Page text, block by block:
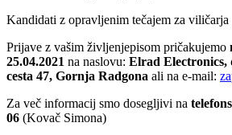
Kandidati z opravljenim tečajem za
Prijave z vašim življenjepisom pričakujemo
25.04.2021 na naslovu: Elrad Electronics,
cesta 47, Gornja Radgona ali na e-mail:
Za več informacij smo dosegljivi na
06 (Kovač Simona)